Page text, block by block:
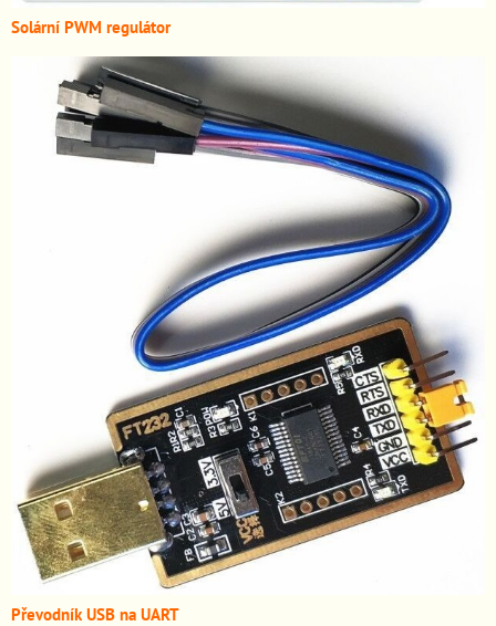
Solární PWM regulátor
Převodník USB na UART